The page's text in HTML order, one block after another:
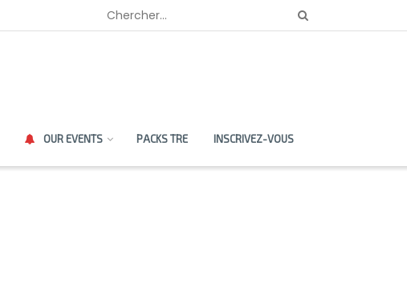
OUR EVENTS PACKS TRE INSCRIVEZ-VOUS